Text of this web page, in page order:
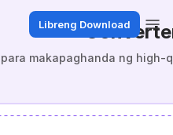
Libreng Download
para makapaghanda ng